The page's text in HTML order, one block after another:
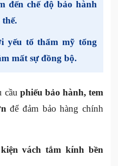
đến chế độ bảo hành
yếu tố thẩm mỹ tổng
mất sự đồng bộ.
cầu phiếu bảo hành, tem
để đảm bảo hàng chính
vách tắm kính bền